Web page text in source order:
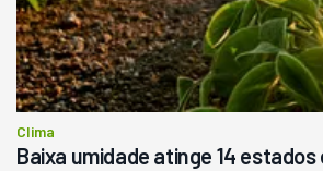
Clima
Baixa umidade atinge 14 estados